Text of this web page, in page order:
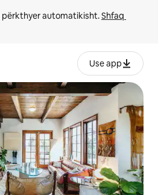
përkthyer automatikisht. Shfaq
Use app